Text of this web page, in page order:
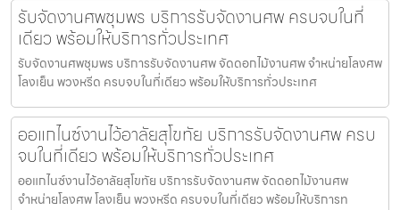
รับจัดงานศพชุมพร บริการรับจัดงานศพ ครบจบในที่
เดียว พร้อมให้บริการทั่วประเทศ
รับจัดงานศพชุมพร บริการรับจัดงานศพ จัดดอกไม้งานศพ จำหน่ายโลงศพ
โลงเย็น พวงหรีด ครบจบในที่เดียว พร้อมให้บริการทั่วประเทศ
ออแกไนซ์งานไว้อาลัยสุโขทัย บริการรับจัดงานศพ ครบ
จบในที่เดียว พร้อมให้บริการทั่วประเทศ
ออแกไนซ์งานไว้อาลัยสุโขทัย บริการรับจัดงานศพ จัดดอกไม้งานศพ
จำหน่ายโลงศพ โลงเย็น พวงหรีด ครบจบในที่เดียว พร้อมให้บริการท